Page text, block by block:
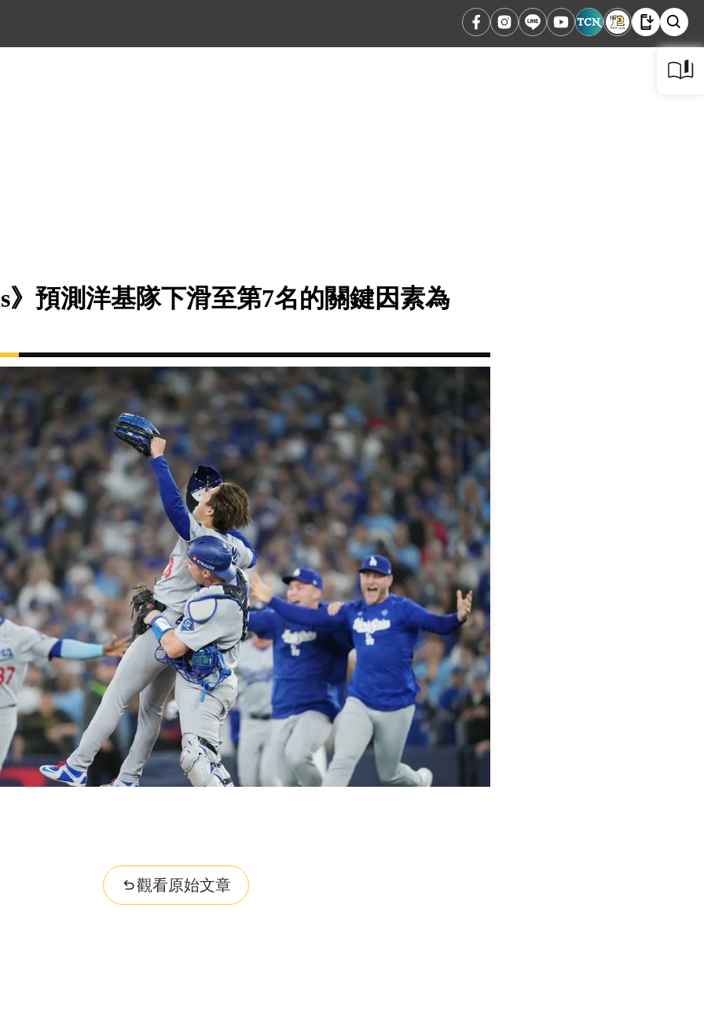
》預測洋基隊下滑至第7名的關鍵因素為
觀看原始文章